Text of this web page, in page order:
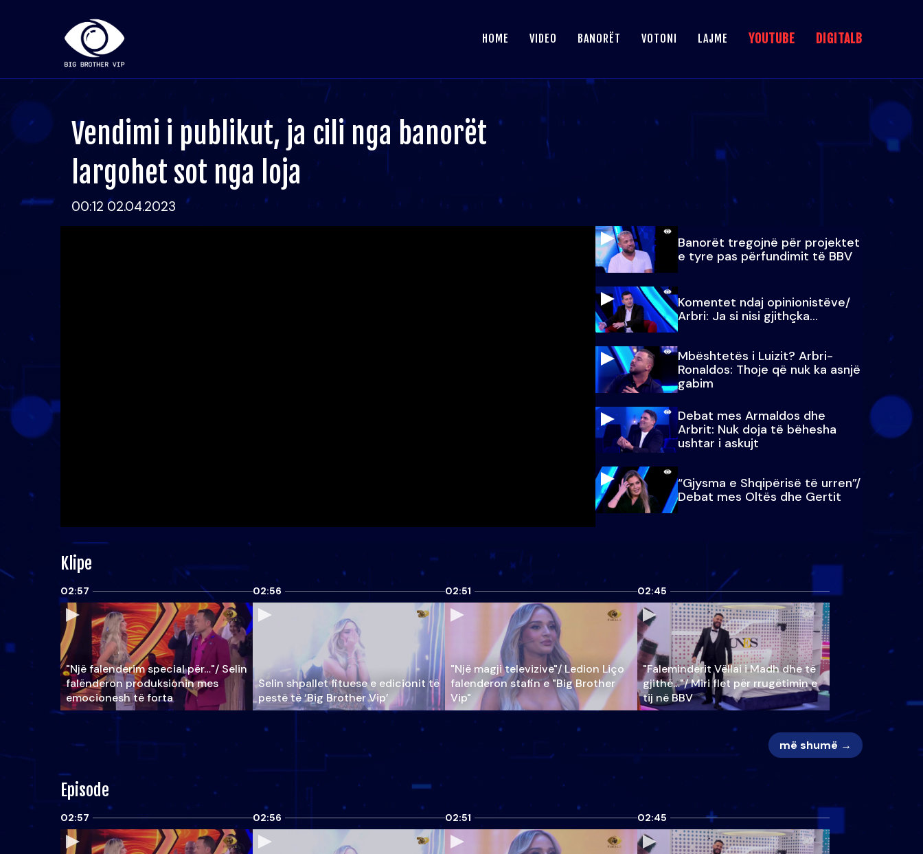
HOME VIDEO BANORËT VOTONI LAJME YOUTUBE DIGITALB
Vendimi i publikut, ja cili nga banorët
largohet sot nga loja
00:12 02.04.2023
Banorët tregojnë për projektet
e tyre pas përfundimit të BBV
Komentet ndaj opinionistëve/
Arbri: Ja si nisi gjithçka…
Mbështetës i Luizit? Arbri-
Ronaldos: Thoje që nuk ka asnjë
gabim
Debat mes Armaldos dhe
Arbrit: Nuk doja të bëhesha
ushtar i askujt
“Gjysma e Shqipërisë të urren”/
Debat mes Oltës dhe Gertit
Klipe
02:57
"Një falenderim special për…"/ Selin
falënderon produksionin mes
emocionesh të forta
02:56
Selin shpallet fituese e edicionit të
pestë të ‘Big Brother Vip’
02:51
"Një magji televizive"/ Ledion Liço
falenderon stafin e "Big Brother
Vip"
02:45
"Faleminderit Vëllai i Madh dhe të
gjithë…"/ Miri flet për rrugëtimin e
tij në BBV
më shumë →
Episode
02:57 02:56 02:51 02:45